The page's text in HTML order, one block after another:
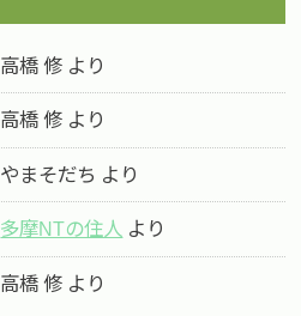
高橋 修 より
高橋 修 より
やまそだち より
多摩NTの住人 より
高橋 修 より